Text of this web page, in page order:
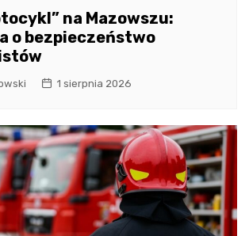
na Mazowszu:
o bezpieczeństwo
1 sierpnia 2026